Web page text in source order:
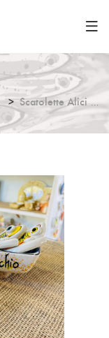
Scatolette Alici